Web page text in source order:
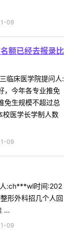
09
额已经去报录比
临床医学院提问人:
今年各专业推免
免生规模不超过总
校医学长学制人数
09
:ch***wl时间:202
形外科招几个人回
...
09